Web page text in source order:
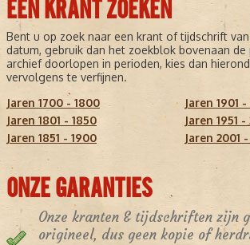
EEN KRANT ZOEKEN
Bent u op zoek naar een krant of tijdschrift
datum, gebruik dan het zoekblok bovenaan
archief doorlopen in perioden, kies dan
vervolgens te verfijnen.
Jaren 1700 - 1800
Jaren 1801 - 1850
Jaren 1851 - 1900
Jaren 1901
Jaren 1951
Jaren 2001 -
ONZE GARANTIES
Onze kranten & tijdschriften zijn
origineel, dus geen kopie of